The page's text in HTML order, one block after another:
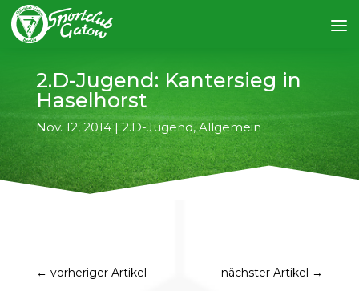
2.D-Jugend: Kantersieg in
Haselhorst
Nov. 12, 2014| 2.D-Jugend,Allgemein
← vorheriger Artikel nächster Artikel →